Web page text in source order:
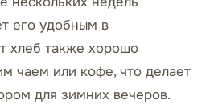
его удобным в
хлеб также хорошо
чаем или кофе, что делает
для зимних вечеров.